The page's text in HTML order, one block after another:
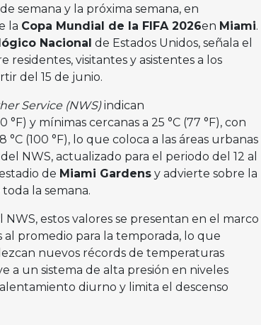
semana y la próxima semana, en
la Copa Mundial de la FIFA 2026en Miami.
Nacional de Estados Unidos, señala el
visitantes y asistentes a los
del 15 de junio.
Service (NWS)indican
°F) y mínimas cercanas a 25 °C (77 °F), con
(100 °F), lo que coloca a las áreas urbanas
NWS, actualizado para el periodo del 12 al
de Miami Gardensy advierte sobre la
la semana.
estos valores se presentan en el marco
promedio para la temporada, lo que
nuevos récords de temperaturas
a un sistema de alta presión en niveles
diurno y limita el descenso